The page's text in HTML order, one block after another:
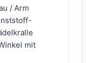
/ Arm
mit